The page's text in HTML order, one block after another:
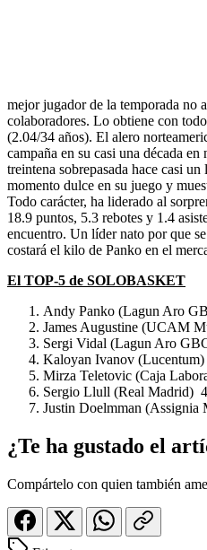
mejor jugador de la temporada no
colaboradores. Lo obtiene con
(2.04/34 años). El alero
campaña en su casi una década
treintena sobrepasada hace casi
momento dulce en su juego y
Todo carácter, ha liderado al
18.9 puntos, 5.3 rebotes y 1.4
encuentro. Un líder nato por que
costará el kilo de Panko en el
El TOP-5 de SOLOBASKET
Andy Panko (Lagun Aro
James Augustine (UCAM
Sergi Vidal (Lagun Aro
Kaloyan Ivanov
Mirza Teletovic (Caja
Sergio Llull (Real Madrid)
Justin Doelmman (Assignia
¿Te ha gustado el
Compártelo con quien también